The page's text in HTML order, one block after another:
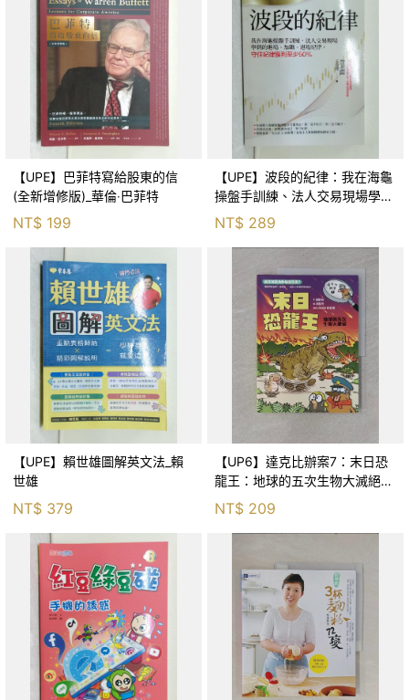
【UPE】巴菲特寫給股東的信
(全新增修版)_華倫‧巴菲特
NT$ 199
【UPE】波段的紀律：我在海龜
操盤手訓練、法人交易現場學到
的進場、加碼、退場紀律，守住
紀律獲利至少50％_雷老闆
NT$ 289
【UPE】賴世雄圖解英文法_賴
世雄
NT$ 379
【UP6】達克比辦案7：末日恐
龍王：地球的五次生物大滅絕_
胡妙芬
NT$ 209